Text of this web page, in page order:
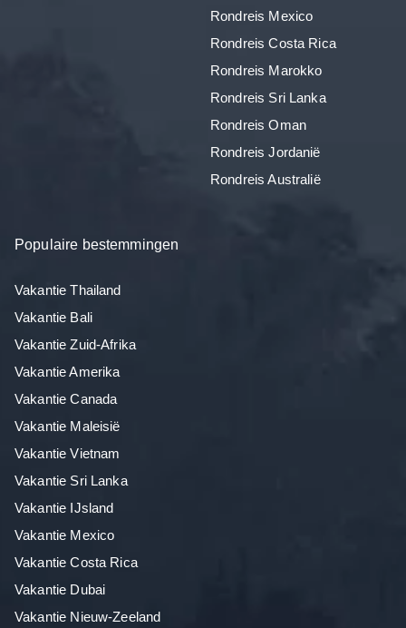
Rondreis Mexico
Rondreis Costa Rica
Rondreis Marokko
Rondreis Sri Lanka
Rondreis Oman
Rondreis Jordanië
Rondreis Australië
Populaire bestemmingen
Vakantie Thailand
Vakantie Bali
Vakantie Zuid-Afrika
Vakantie Amerika
Vakantie Canada
Vakantie Maleisië
Vakantie Vietnam
Vakantie Sri Lanka
Vakantie IJsland
Vakantie Mexico
Vakantie Costa Rica
Vakantie Dubai
Vakantie Nieuw-Zeeland